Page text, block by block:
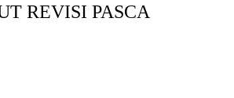
REVISI PASCA